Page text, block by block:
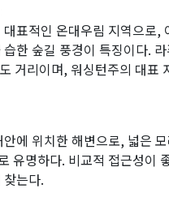
표적인 온대우림 지역으로,
한 숲길 풍경이 특징이다.
거리이며, 워싱턴주의 대표
에 위치한 해변으로, 넓은
유명하다. 비교적 접근성이
는다.